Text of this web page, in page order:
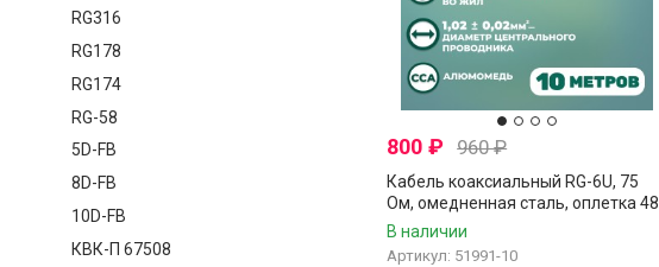
RG316
RG178
RG174
RG-58
5D-FB
8D-FB
10D-FB
КВК-П 67508
800 ₽ 960₽
Кабель коаксиальный RG-6U, 75
Ом, омедненная сталь, оплетка 48
аллюминиевые нити, белый, Netko,
10 метров
В наличии
Артикул: 51991-10